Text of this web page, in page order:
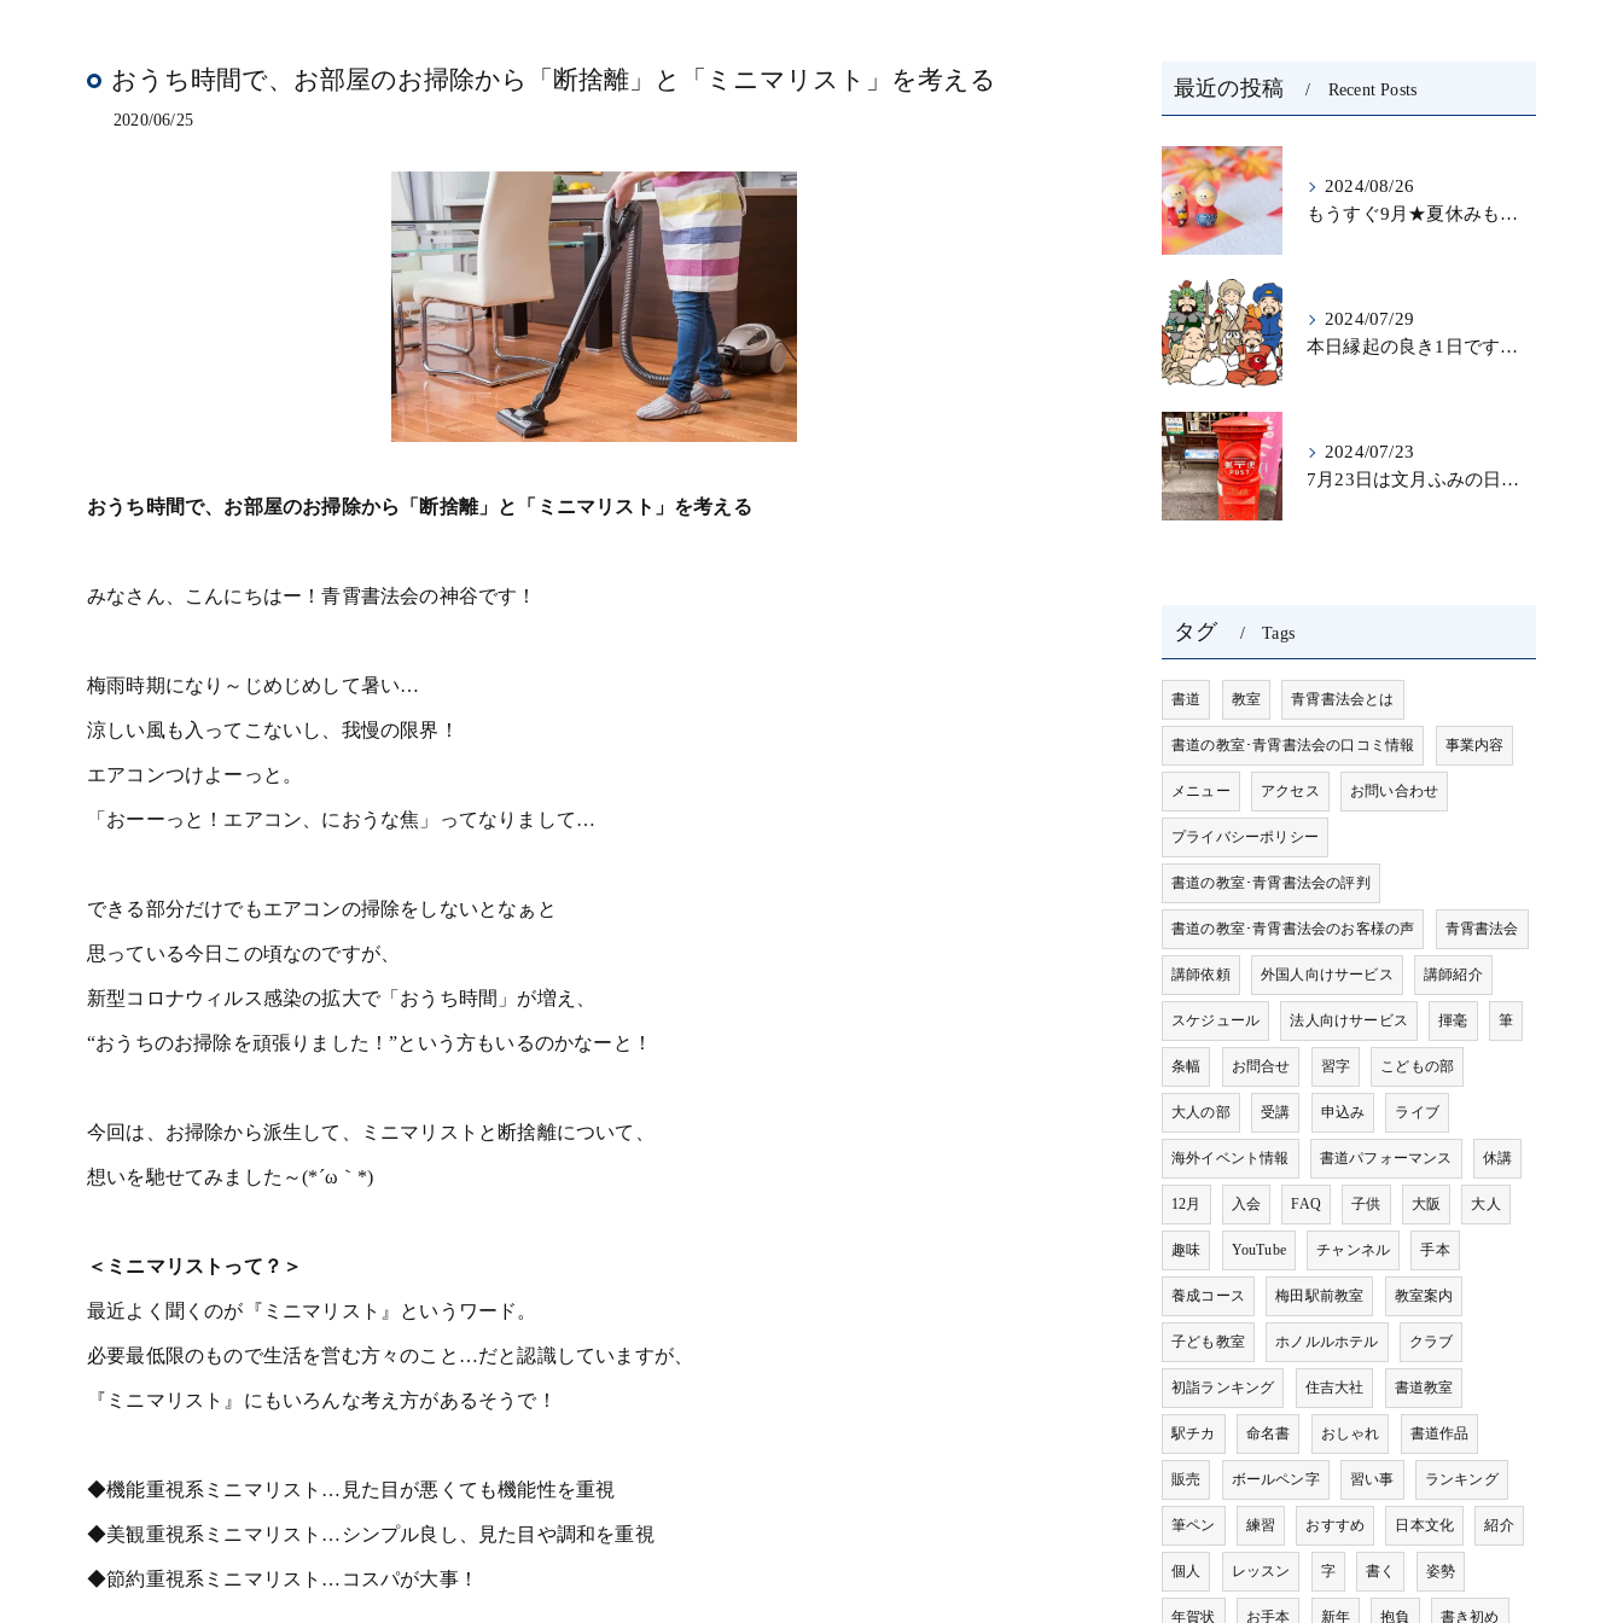
おうち時間で、お部屋のお掃除から「断捨離」と「ミニマリスト」を考える
2020/06/25
おうち時間で、お部屋のお掃除から「断捨離」と「ミニマリスト」を考える
みなさん、こんにちはー！青霄書法会の神谷です！
梅雨時期になり～じめじめして暑い…
涼しい風も入ってこないし、我慢の限界！
エアコンつけよーっと。
「おーーっと！エアコン、におうな焦」ってなりまして…
できる部分だけでもエアコンの掃除をしないとなぁと
思っている今日この頃なのですが、
新型コロナウィルス感染の拡大で「おうち時間」が増え、
“おうちのお掃除を頑張りました！”という方もいるのかなーと！
今回は、お掃除から派生して、ミニマリストと断捨離について、
想いを馳せてみました～(*´ω｀*)
＜ミニマリストって？＞
最近よく聞くのが『ミニマリスト』というワード。
必要最低限のもので生活を営む方々のこと…だと認識していますが、
『ミニマリスト』にもいろんな考え方があるそうで！
◆機能重視系ミニマリスト…見た目が悪くても機能性を重視
◆美観重視系ミニマリスト…シンプル良し、見た目や調和を重視
◆節約重視系ミニマリスト…コスパが大事！
最近の投稿 Recent Posts
2024/08/26
もうすぐ9月★夏休みも終わりを迎え…秋になったら新しいことを始めよう♪大人の趣味に書道なら青霄書法会へ！
2024/07/29
本日縁起の良き1日ですね！縁起を担いで、新しいことをはじめる♪大人の趣味に書道なら「青霄書法会」
2024/07/23
7月23日は文月ふみの日！！お手紙を書く習慣を…★書道のお稽古なら大阪の書道教室「青霄書法会」
タグ Tags
書道 教室 青霄書法会とは
書道の教室･青霄書法会の口コミ情報 事業内容
メニュー アクセス お問い合わせ
プライバシーポリシー
書道の教室･青霄書法会の評判
書道の教室･青霄書法会のお客様の声 青霄書法会
講師依頼 外国人向けサービス 講師紹介
スケジュール 法人向けサービス 揮毫 筆
条幅 お問合せ 習字 こどもの部
大人の部 受講 申込み ライブ
海外イベント情報 書道パフォーマンス 休講
12月 入会 FAQ 子供 大阪 大人
趣味 YouTube チャンネル 手本
養成コース 梅田駅前教室 教室案内
子ども教室 ホノルルホテル クラブ
初詣ランキング 住吉大社 書道教室
駅チカ 命名書 おしゃれ 書道作品
販売 ボールペン字 習い事 ランキング
筆ペン 練習 おすすめ 日本文化 紹介
個人 レッスン 字 書く 姿勢
年賀状 お手本 新年 抱負 書き初め